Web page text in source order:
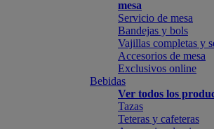
mesa
Servicio de mesa
Bandejas y bols
Vajillas completas y
Accesorios de mesa
Exclusivos online
Bebidas
Ver todos los
Tazas
Teteras y cafeteras